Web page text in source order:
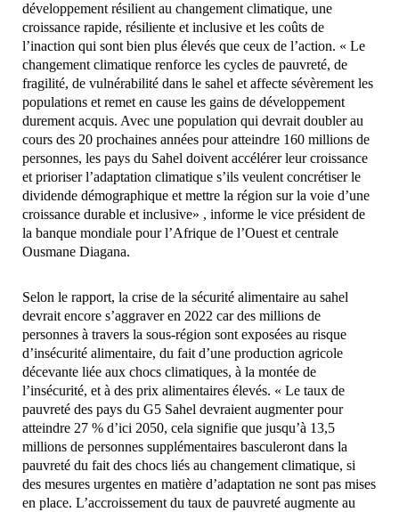
développement résilient au changement climatique, une
croissance rapide, résiliente et inclusive et les coûts de
l’inaction qui sont bien plus élevés que ceux de l’action. « Le
changement climatique renforce les cycles de pauvreté, de
fragilité, de vulnérabilité dans le sahel et affecte sévèrement les
populations et remet en cause les gains de développement
durement acquis. Avec une population qui devrait doubler au
cours des 20 prochaines années pour atteindre 160 millions de
personnes, les pays du Sahel doivent accélérer leur croissance
et prioriser l’adaptation climatique s’ils veulent concrétiser le
dividende démographique et mettre la région sur la voie d’une
croissance durable et inclusive» , informe le vice président de
la banque mondiale pour l’Afrique de l’Ouest et centrale
Ousmane Diagana.
Selon le rapport, la crise de la sécurité alimentaire au sahel
devrait encore s’aggraver en 2022 car des millions de
personnes à travers la sous-région sont exposées au risque
d’insécurité alimentaire, du fait d’une production agricole
décevante liée aux chocs climatiques, à la montée de
l’insécurité, et à des prix alimentaires élevés. « Le taux de
pauvreté des pays du G5 Sahel devraient augmenter pour
atteindre 27 % d’ici 2050, cela signifie que jusqu’à 13,5
millions de personnes supplémentaires basculeront dans la
pauvreté du fait des chocs liés au changement climatique, si
des mesures urgentes en matière d’adaptation ne sont pas mises
en place. L’accroissement du taux de pauvreté augmente au